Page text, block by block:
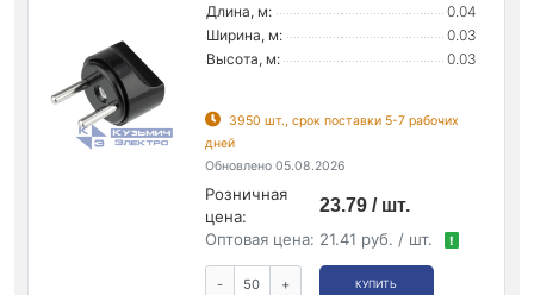
Длина, м:
0.04
Ширина, м:
0.03
Высота, м:
0.03
3950 шт., срок поставки 5-7 рабочих
дней
Обновлено 05.08.2026
Розничная
цена:
23.79 / шт.
Оптовая цена: 21.41 руб. / шт. !
- + КУПИТЬ